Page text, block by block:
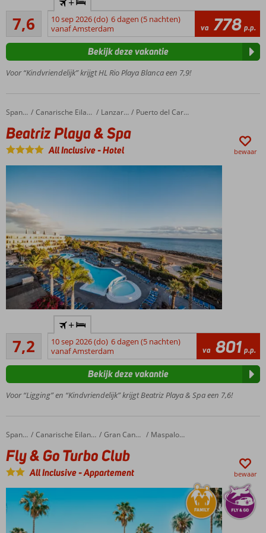
pool
voor
de
Strand op
Ruime
kamers
voor jong én
oud
7,6
25
beoordelingen
10 sep 2026 (do) 6 dagen (5 nachten)
vanaf Amsterdam
va 778 p.p.
Voor “Kindvriendelijk” krijgt HL Rio Playa Blanca een 7,9!
Bekijk deze vakantie
Home Spanje Canarische Eilanden Lanzarote Puerto del Carmen
Beatriz Playa & Spa
Beatriz Playa & Spa
All Inclusive-Hotel bewaar
Uitstekende
vakantiedeal
volgens Cor
Toplocatie
aan het
de
boulevard
Een
Spa &
Wellness
Center
specialiteiten
restaurants
(inclusief
voor AI
7,2
Voldoende/goed
214
beoordelingen
+
10 sep 2026 (do) 6 dagen (5 nachten)
vanaf Amsterdam
va 801 p.p.
Voor “Ligging” en “Kindvriendelijk” krijgt Beatriz Playa & Spa een 7,6!
Bekijk deze vakantie
Home Spanje Canarische Eilanden Gran Canaria Maspalomas
Fly & Go Turbo Club
Fly & Go Turbo Club
All Inclusive-Appartement bewaar